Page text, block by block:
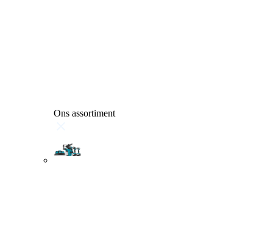
Ons assortiment